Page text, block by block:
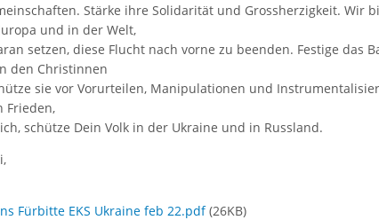
Stärke ihre Solidarität und Grossherzigkeit. Wir
und in der Welt,
setzen, diese Flucht nach vorne zu beenden. Festige das
den Christinnen
sie vor Vorurteilen, Manipulationen und
Frieden,
schütze Dein Volk in der Ukraine und in Russland.
Fürbitte EKS Ukraine feb 22.pdf(26KB)